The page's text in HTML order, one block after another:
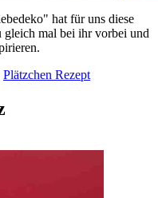
hat für uns diese
gleich mal bei ihr vorbei und
Plätzchen Rezept